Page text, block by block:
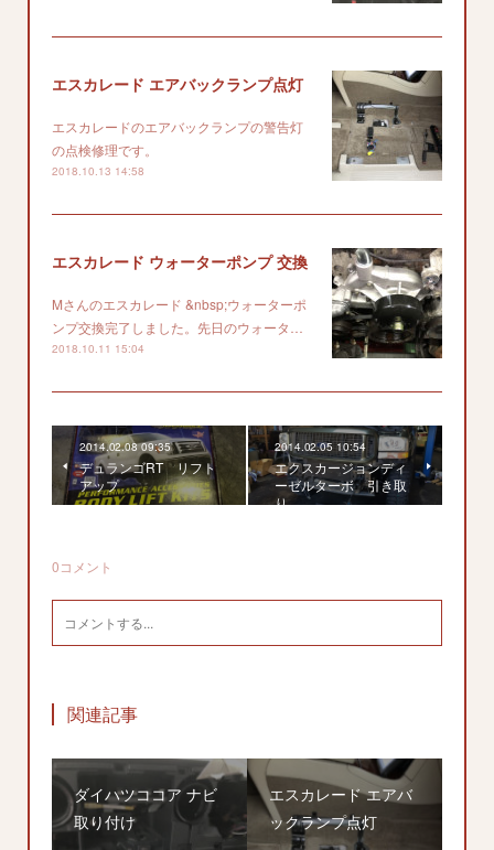
エスカレード エアバックランプ点灯
エスカレードのエアバックランプの警告灯
の点検修理です。
2018.10.13 14:58
エスカレード ウォーターポンプ 交換
Mさんのエスカレード &nbsp;ウォーターポ
ンプ交換完了しました。先日のウォータ…
2018.10.11 15:04
2014.02.08 09:35
デュランゴRT リフト
アップ
2014.02.05 10:54
エクスカージョンディ
ーゼルターボ 引き取
り
0コメント
関連記事
ダイハツココア ナビ
取り付け
エスカレード エアバ
ックランプ点灯